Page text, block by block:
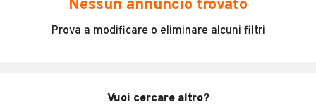
Incidenti in cui è stato coinvolto il veicolo
Data e luogo delle revisioni effettuate
Nessun annuncio trovato
Prova a modificare o eliminare alcuni filtri
Vuoi cercare altro?